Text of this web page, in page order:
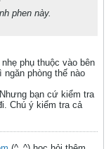
phen này.
phụ thuộc vào bên
phòng thế nào
bạn cứ kiểm tra
Chú ý kiểm tra cả